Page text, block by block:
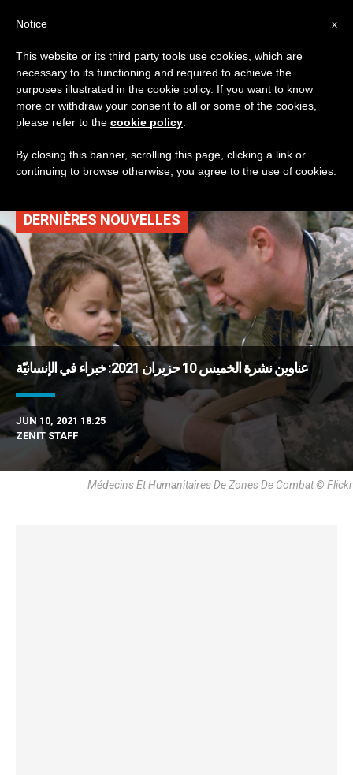
TAG
Posts Tagged ‘جاك
هندو’
DERNIÈRES NOUVELLES
عناوين نشرة الخميس 10 حزيران 2021: خبراء في الإنسانيّة
JUN 10, 2021 18:25
ZENIT STAFF
Médecins Et Humanitaires De Zones De Combat © Flickr
x
Notice
This website or its third party tools use cookies, which are
necessary to its functioning and required to achieve the
purposes illustrated in the cookie policy. If you want to know
more or withdraw your consent to all or some of the cookies,
please refer to the cookie policy
By closing this banner, scrolling this page, clicking a link or
continuing to browse otherwise, you agree to the use of cookies.